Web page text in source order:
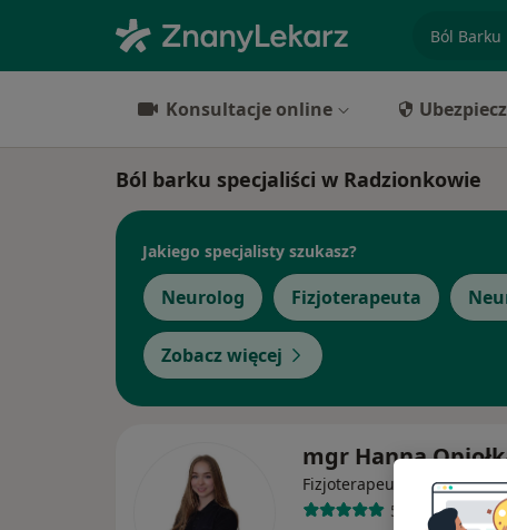
Konsultacje online
Ból barku specjaliści w Radzionkowie
Jakiego specjalisty szukasz?
Neurolog Fizjoterapeuta
Zobacz więcej
mgr Hanna
Fizjoterapeuta Więcej
51 opinii